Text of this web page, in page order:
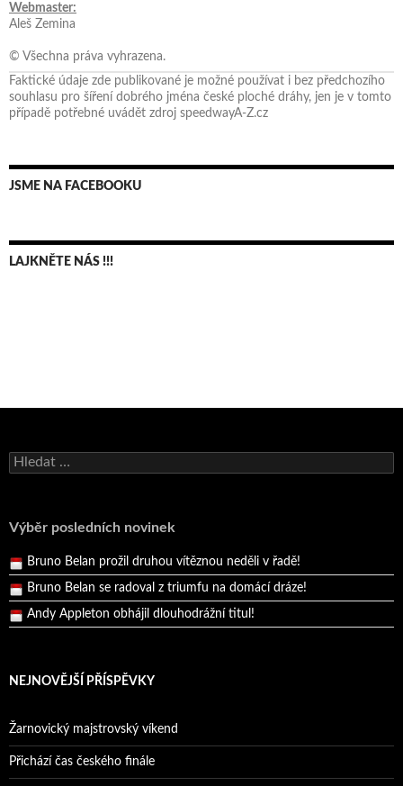
Webmaster:
Aleš Zemina
© Všechna práva vyhrazena.
Faktické údaje zde publikované je možné používat i bez předchozího
souhlasu pro šíření dobrého jména české ploché dráhy, jen je v tomto
případě potřebné uvádět zdroj speedwayA-Z.cz
JSME NA FACEBOOKU
LAJKNĚTE NÁS !!!
Vyhledávání
Výběr posledních novinek
Andy Appleton obhájil dlouhodrážní titul!
Bruno Belan prožil druhou vítěznou neděli v řadě!
Bruno Belan se radoval z triumfu na domácí dráze!
Andy Appleton obhájil dlouhodrážní titul!
Reprezentační dvojice brala český titul!
NEJNOVĚJŠÍ PŘÍSPĚVKY
Žarnovický majstrovský víkend
Přichází čas českého finále